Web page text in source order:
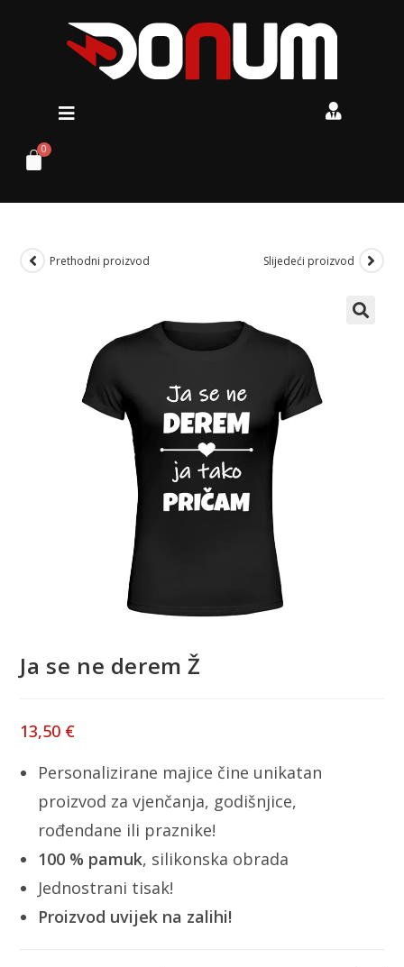
Prethodni proizvod Slijedeći proizvod
Ja se ne derem Ž
13,50 €
Personalizirane majice čine unikatan
proizvod za vjenčanja, godišnjice,
rođendane ili praznike!
100 % pamuk, silikonska obrada
Jednostrani tisak!
Proizvod uvijek na zalihi!